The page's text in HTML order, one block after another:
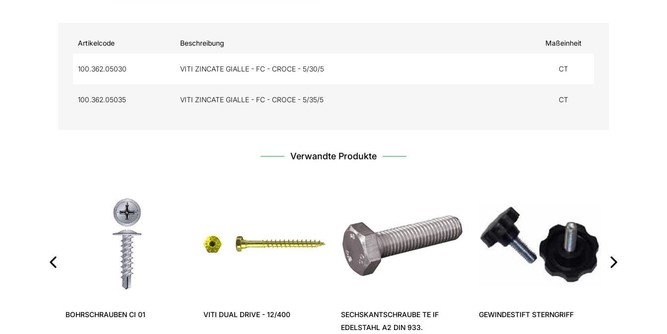
Artikelcode Beschreibung Maßeinheit
100.362.05030 VITI ZINCATE GIALLE - FC - CROCE - 5/30/5 CT
100.362.05035 VITI ZINCATE GIALLE - FC - CROCE - 5/35/5 CT
Verwandte Produkte
BOHRSCHRAUBEN CI 01 VITI DUAL DRIVE - 12/400
SECHSKANTSCHRAUBE TE IF
EDELSTAHL A2 DIN 933.
GEWINDESTIFT STERNGRIFF